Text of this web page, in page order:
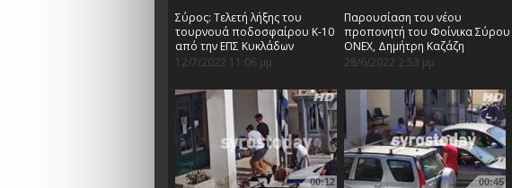
Σύρος: Τελετή λήξης του
τουρνουά ποδοσφαίρου Κ-10
από την ΕΠΣ Κυκλάδων
12/7/2022 11:06 μμ
Παρουσίαση του νέου
προπονητή του Φοίνικα Σύρου
ΟΝΕΧ, Δημήτρη Καζάζη
28/6/2022 2:53 μμ
00:12 00:45